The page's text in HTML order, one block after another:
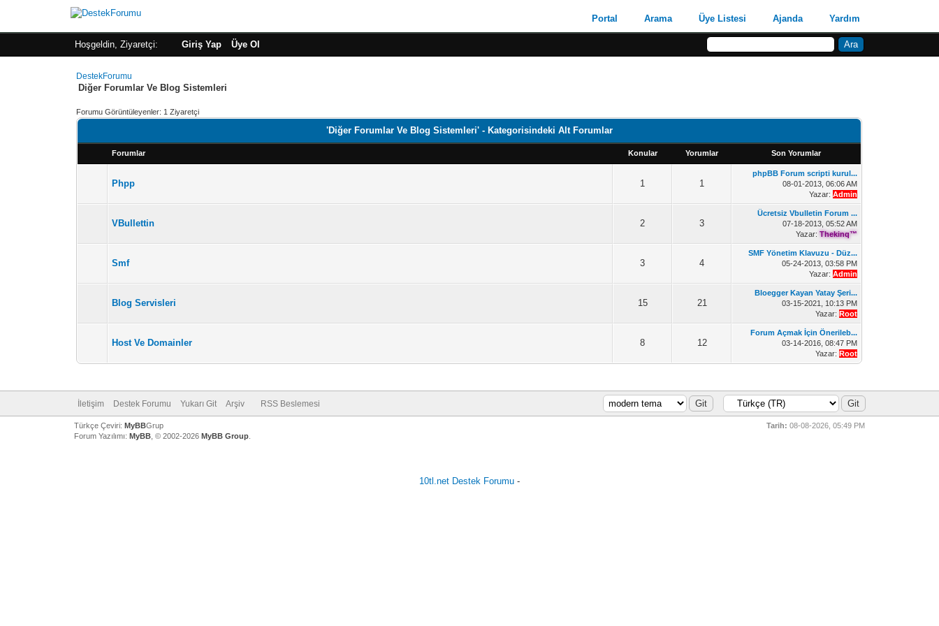
Portal Arama Üye Listesi Ajanda Yardım
Hoşgeldin, Ziyaretçi: Giriş Yap Üye Ol
DestekForumu
Diğer Forumlar Ve Blog Sistemleri
Forumu Görüntüleyenler: 1 Ziyaretçi
'Diğer Forumlar Ve Blog Sistemleri' - Kategorisindeki Alt Forumlar
Forumlar Konular Yorumlar Son Yorumlar
Phpp 1 1
phpBB Forum scripti kurul...
08-01-2013, 06:06 AM
Yazar:Admin
VBullettin 2 3
Ücretsiz Vbulletin Forum ...
07-18-2013, 05:52 AM
Yazar:Thekinq™
Smf 3 4
SMF Yönetim Klavuzu - Düz...
05-24-2013, 03:58 PM
Yazar:Admin
Blog Servisleri 15 21
Bloegger Kayan Yatay Şeri...
03-15-2021, 10:13 PM
Yazar:Root
Host Ve Domainler 8 12
Forum Açmak İçin Önerileb...
03-14-2016, 08:47 PM
Yazar:Root
İletişim Destek Forumu Yukarı Git Arşiv RSS Beslemesi
Tarih: 08-08-2026, 05:49 PM
Türkçe Çeviri: MyBBGrup
Forum Yazılımı: MyBB, © 2002-2026 MyBB Group.
10tl.net Destek Forumu -